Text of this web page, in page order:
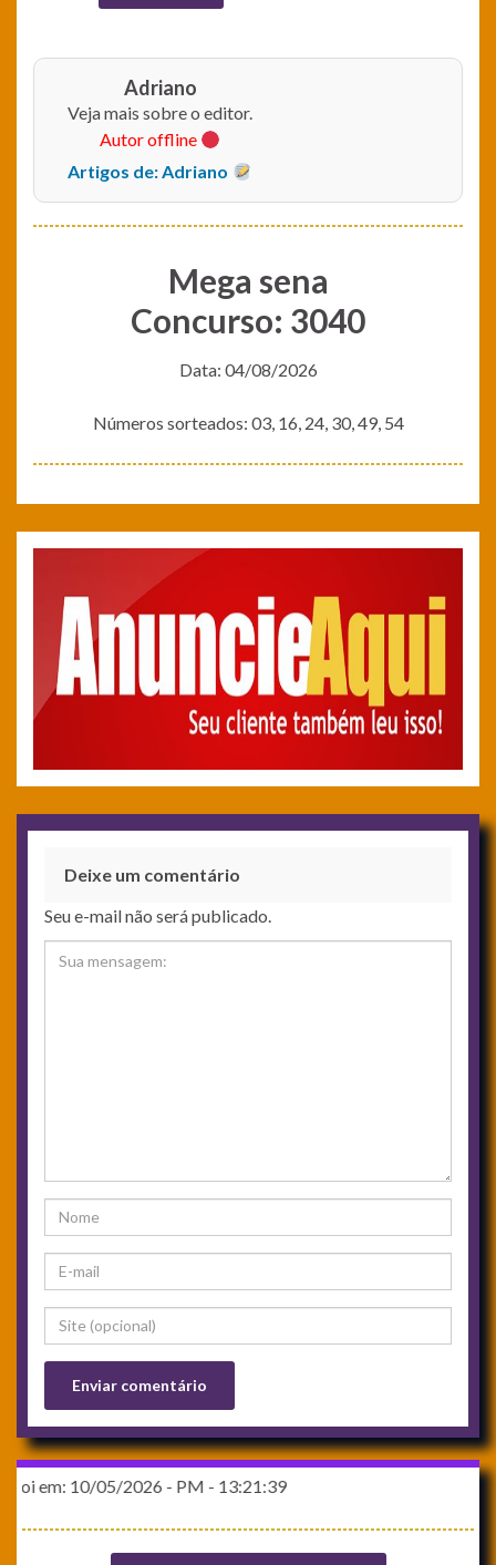
Adriano
Veja mais sobre o editor.
Autor offline
Artigos de: Adriano
Mega sena
Concurso: 3040
Data: 04/08/2026
Números sorteados: 03, 16, 24, 30, 49, 54
Deixe um comentário
Seu e-mail não será publicado.
- PM - 13:21:39